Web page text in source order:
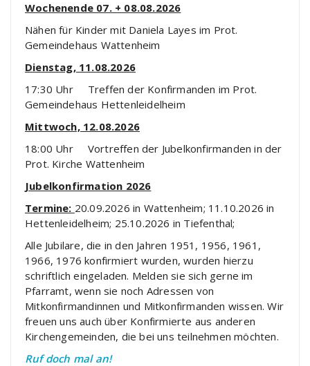
Wochenende 07. + 08.08.2026
Nähen für Kinder mit Daniela Layes im Prot.
Gemeindehaus Wattenheim
Dienstag, 11.08.2026
17:30 Uhr Treffen der Konfirmanden im Prot.
Gemeindehaus Hettenleidelheim
Mittwoch, 12.08.2026
18:00 Uhr Vortreffen der Jubelkonfirmanden in der
Prot. Kirche Wattenheim
Jubelkonfirmation 2026
Termine: 20.09.2026 in Wattenheim; 11.10.2026 in
Hettenleidelheim; 25.10.2026 in Tiefenthal;
Alle Jubilare, die in den Jahren 1951, 1956, 1961,
1966, 1976 konfirmiert wurden, wurden hierzu
schriftlich eingeladen. Melden sie sich gerne im
Pfarramt, wenn sie noch Adressen von
Mitkonfirmandinnen und Mitkonfirmanden wissen. Wir
freuen uns auch über Konfirmierte aus anderen
Kirchengemeinden, die bei uns teilnehmen möchten.
Ruf doch mal an!